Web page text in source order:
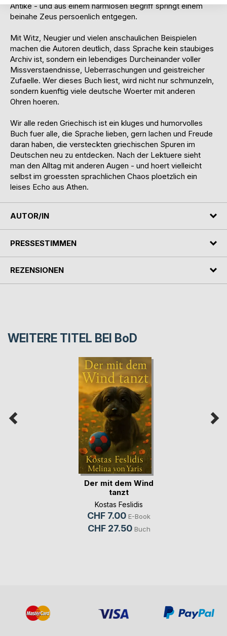
Antike - und aus einem harmlosen Begriff springt einem
beinahe Zeus persoenlich entgegen.
Mit Witz, Neugier und vielen anschaulichen Beispielen
machen die Autoren deutlich, dass Sprache kein staubiges
Archiv ist, sondern ein lebendiges Durcheinander voller
Missverstaendnisse, Ueberraschungen und geistreicher
Zufaelle. Wer dieses Buch liest, wird nicht nur schmunzeln,
sondern kuenftig viele deutsche Woerter mit anderen
Ohren hoeren.
Wir alle reden Griechisch ist ein kluges und humorvolles
Buch fuer alle, die Sprache lieben, gern lachen und Freude
daran haben, die versteckten griechischen Spuren im
Deutschen neu zu entdecken. Nach der Lektuere sieht
man den Alltag mit anderen Augen - und hoert vielleicht
selbst im groessten sprachlichen Chaos ploetzlich ein
leises Echo aus Athen.
AUTOR/IN
PRESSESTIMMEN
REZENSIONEN
WEITERE TITEL BEI BoD
Der mit dem Wind
tanzt
Kostas Feslidis
CHF 7.00 E-Book
CHF 27.50 Buch